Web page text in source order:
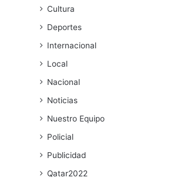
Cultura
Deportes
Internacional
Local
Nacional
Noticias
Nuestro Equipo
Policial
Publicidad
Qatar2022